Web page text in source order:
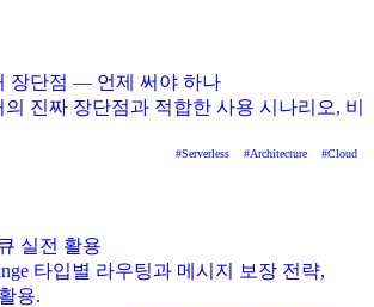
장단점 — 언제 써야 하나
진짜 장단점과 적합한 사용 시나리오, 비
#Serverless #Architecture #Cloud
실전 활용
타입별 라우팅과 메시지 보장 전략,
용.